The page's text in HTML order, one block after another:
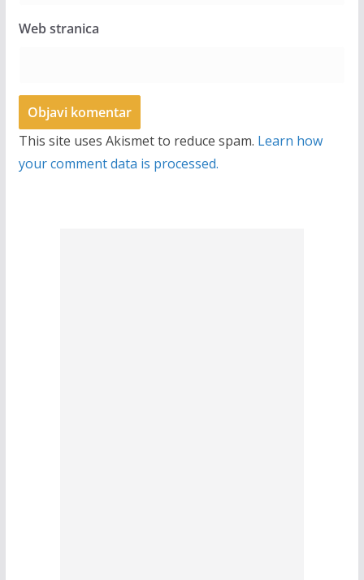
Web stranica
This site uses Akismet to reduce spam. Learn how
your comment data is processed.